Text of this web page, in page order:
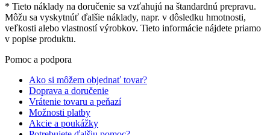
* Tieto náklady na doručenie sa vzťahujú na štandardnú prepravu.
Môžu sa vyskytnúť ďalšie náklady, napr. v dôsledku hmotnosti,
veľkosti alebo vlastností výrobkov. Tieto informácie nájdete priamo
v popise produktu.
Pomoc a podpora
Ako si môžem objednať tovar?
Doprava a doručenie
Vrátenie tovaru a peňazí
Možnosti platby
Akcie a poukážky